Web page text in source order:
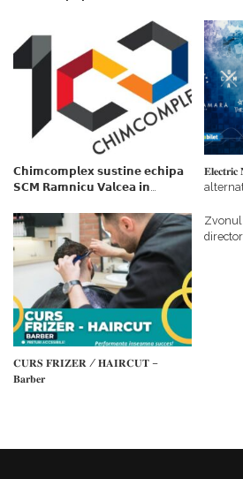
𝗖𝗵𝗶𝗺𝗰𝗼𝗺𝗽𝗹𝗲𝘅 𝘀𝘂𝘀𝘁𝗶𝗻𝗲 𝗲𝗰𝗵𝗶𝗽𝗮
𝗦𝗖𝗠 𝗥𝗮𝗺𝗻𝗶𝗰𝘂 𝗩𝗮𝗹𝗰𝗲𝗮 𝗶𝗻
𝗳𝗶𝗻𝗮𝗻𝘁𝗮𝘁𝗼𝗿
𝐂𝐔𝐑𝐒 𝐅𝐑𝐈𝐙𝐄𝐑 / 𝐇𝐀𝐈𝐑𝐂𝐔𝐓 –
𝐁𝐚𝐫𝐛𝐞𝐫
Zvonul